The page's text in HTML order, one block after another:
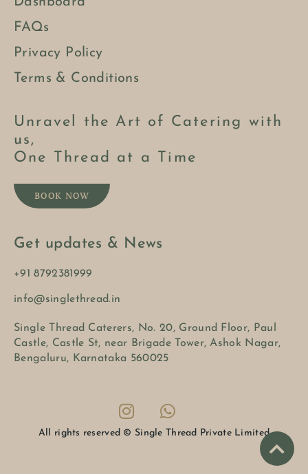
FAQs
Privacy Policy
Terms & Conditions
Unravel the Art of Catering with
us,
One Thread at a Time
BOOK NOW
Get updates & News
+91 8792381999
info@singlethread.in
Single Thread Caterers, No. 20, Ground Floor, Paul
Castle, Castle St, near Brigade Tower, Ashok Nagar,
Bengaluru, Karnataka 560025
All rights reserved © Single Thread Private Limited